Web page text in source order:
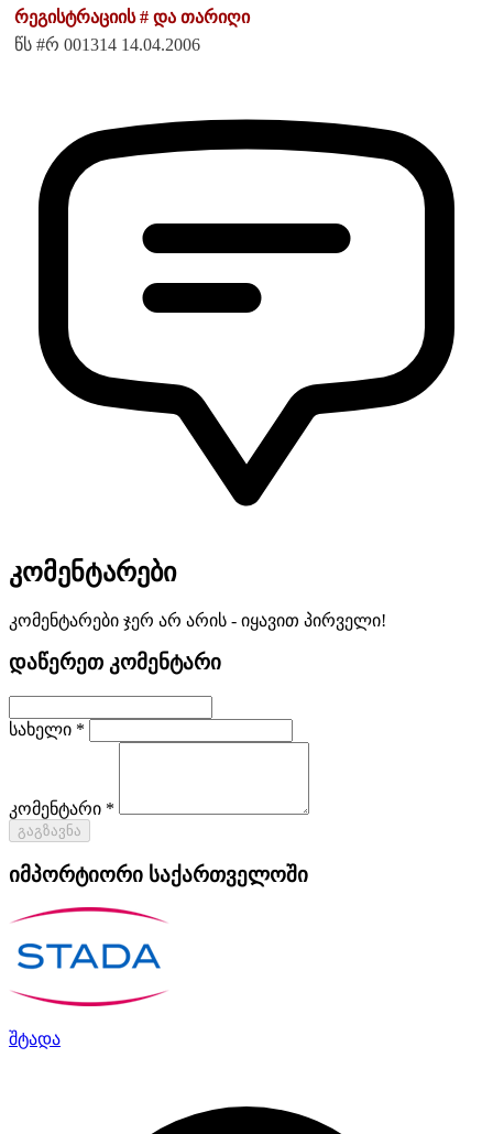
რეგისტრაციის # და თარიღი
წს #რ 001314 14.04.2006
კომენტარები
კომენტარები ჯერ არ არის - იყავით პირველი!
დაწერეთ კომენტარი
სახელი *
კომენტარი *
გაგზავნა
იმპორტიორი საქართველოში
შტადა